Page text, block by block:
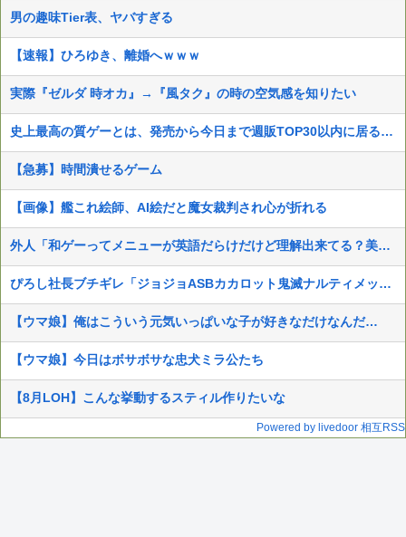
男の趣味Tier表、ヤバすぎる
【速報】ひろゆき、離婚へｗｗｗ
実際『ゼルダ 時オカ』→『風タク』の時の空気感を知りたい
史上最高の質ゲーとは、発売から今日まで週販TOP30以内に居るあつ森、スマブラSP、マイクラ、マリカ8DX
【急募】時間潰せるゲーム
【画像】艦これ絵師、AI絵だと魔女裁判され心が折れる
外人「和ゲーってメニューが英語だらけだけど理解出来てる？美的センスでわざとそうしてる？」
ぴろし社長ブチギレ「ジョジョASBカカロット鬼滅ナルティメット作ったのにジャンブ公式にブロックされたんだが⁉」
【ウマ娘】俺はこういう元気いっぱいな子が好きなだけなんだ…
【ウマ娘】今日はボサボサな忠犬ミラ公たち
【8月LOH】こんな挙動するスティル作りたいな
Powered by livedoor 相互RSS